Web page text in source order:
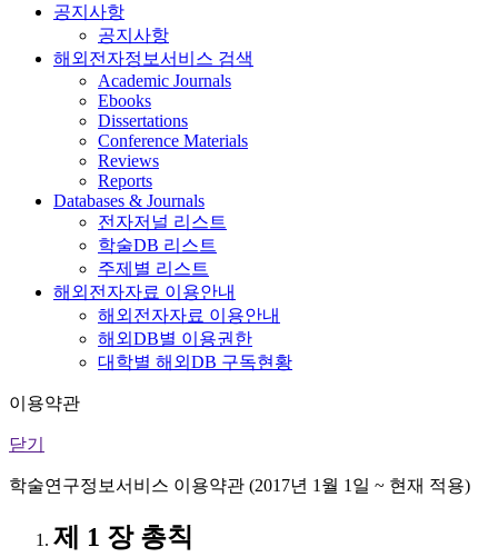
공지사항
공지사항
해외전자정보서비스 검색
Academic Journals
Ebooks
Dissertations
Conference Materials
Reviews
Reports
Databases & Journals
전자저널 리스트
학술DB 리스트
주제별 리스트
해외전자자료 이용안내
해외전자자료 이용안내
해외DB별 이용권한
대학별 해외DB 구독현황
이용약관
닫기
학술연구정보서비스 이용약관 (2017년 1월 1일 ~ 현재 적용)
제 1 장 총칙